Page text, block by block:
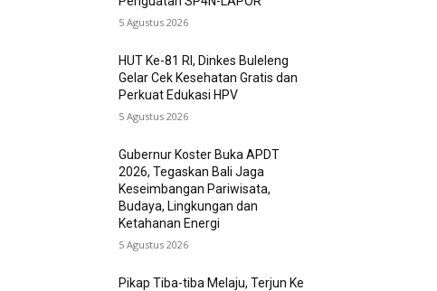
5 Agustus 2026
HUT Ke-81 RI, Dinkes Buleleng
Gelar Cek Kesehatan Gratis dan
Perkuat Edukasi HPV
5 Agustus 2026
Gubernur Koster Buka APDT
2026, Tegaskan Bali Jaga
Keseimbangan Pariwisata,
Budaya, Lingkungan dan
Ketahanan Energi
5 Agustus 2026
Pikap Tiba-tiba Melaju, Terjun Ke